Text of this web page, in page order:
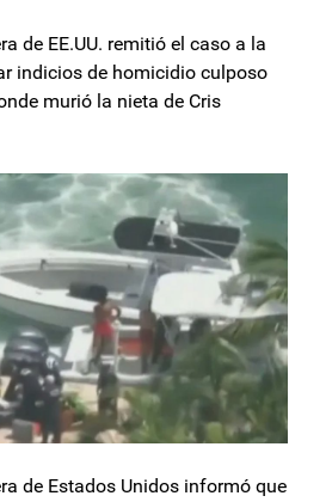
de EE.UU. remitió el caso a la
indicios de homicidio culposo
murió la nieta de Cris
de Estados Unidos informó que